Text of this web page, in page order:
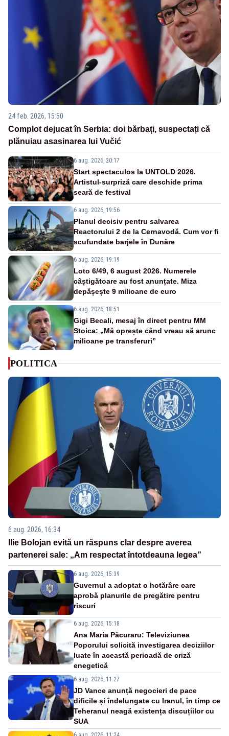
24 feb. 2026, 15:50
Complot dejucat în Serbia: doi bărbați, suspectați că
plănuiau asasinarea lui Vučić
6 aug. 2026, 20:17
Start spectaculos la UNTOLD 2026.
Artistul-surpriză care deschide prima
seară de festival
6 aug. 2026, 19:56
Planul decisiv pentru salvarea
Reactorului 2 de la Cernavodă. Cum vor fi
scufundate barjele în Dunăre
6 aug. 2026, 19:19
Loto 6/49, 6 august 2026. Numerele
câștigătoare au fost anunțate. Miza
depășește 9 milioane de euro
6 aug. 2026, 18:51
Gigi Becali, mesaj în direct pentru MM
Stoica: „Mă oprește când vreau să arunc
milioane pe transferuri”
POLITICA
6 aug. 2026, 16:34
Ilie Bolojan evită un răspuns clar despre averea
partenerei sale: „Am respectat întotdeauna legea”
6 aug. 2026, 15:39
Guvernul a adoptat o hotărâre care
aprobă planurile de pregătire pentru
riscuri
6 aug. 2026, 15:18
Ana Maria Păcuraru: Televiziunea
Poporului solicită investigarea deciziilor
luate în această perioadă de criză
enegetică
6 aug. 2026, 11:27
JD Vance anunță negocieri de pace
dificile și îndelungate cu Iranul, în timp ce
Teheranul neagă existența discuțiilor cu
SUA